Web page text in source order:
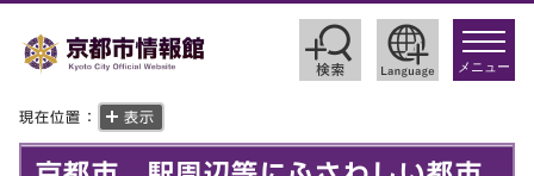
toggle
メニュー
現在位置： 表示